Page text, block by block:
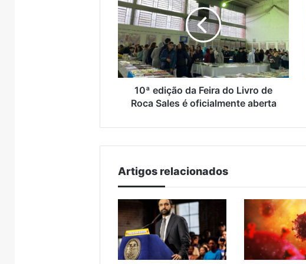
Feira
do
Livro
de
Roca
Sales
oficialmente
10ª edição da Feira do Livro de
Roca Sales é oficialmente aberta
Artigos relacionados